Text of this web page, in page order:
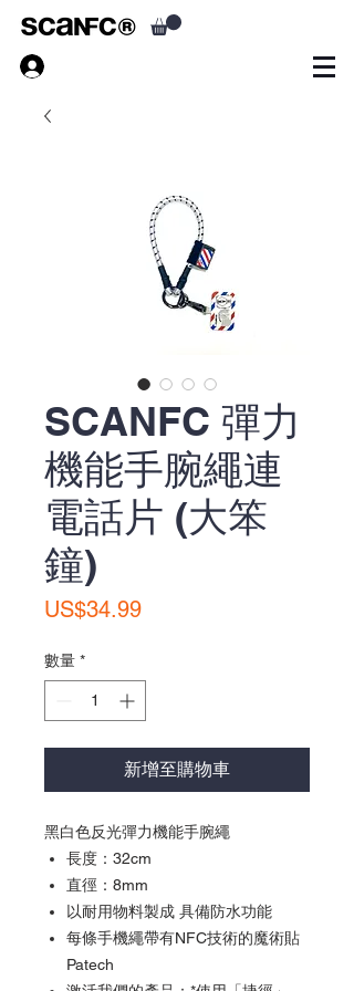
SCANFC 彈力
機能手腕繩連
電話片 (大笨
鐘)
US$34.99價
數量 *
新增至購物車
黑白色反光彈力機能手腕繩
長度：32cm
直徑：8mm
以耐用物料製成 具備防水功能
每條手機繩帶有NFC技術的魔術貼
Patech